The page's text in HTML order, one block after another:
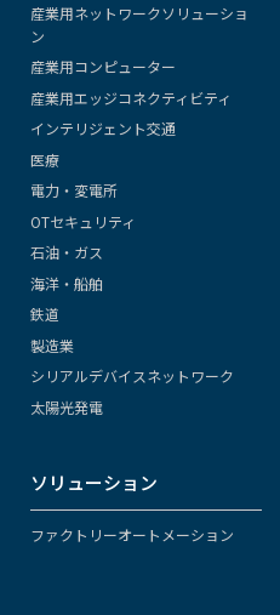
産業用ネットワークソリューショ
ン
産業用コンピューター
産業用エッジコネクティビティ
インテリジェント交通
医療
電力・変電所
OTセキュリティ
石油・ガス
海洋・船舶
鉄道
製造業
シリアルデバイスネットワーク
太陽光発電
ソリューション
ファクトリーオートメーション